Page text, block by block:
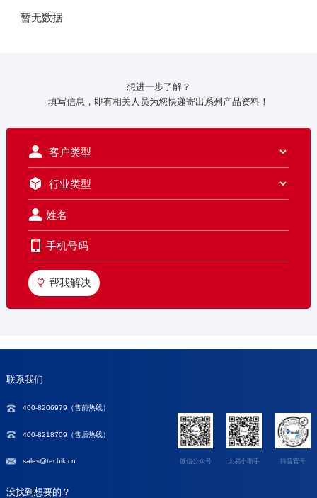
暂无数据
想进一步了解？
填写信息，即有相关人员为您快递寄出系列产品资料！
帮我解决
联系我们
400-8206979（售前热线）
400-8218709（售后热线）
sales@techik.cn 微信公众号 太易小助手 抖音官号
没找到想要的？